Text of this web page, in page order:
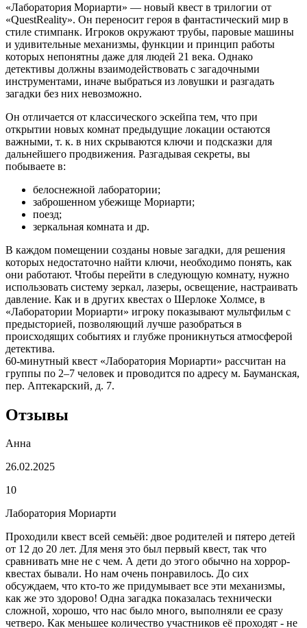
«Лаборатория Мориарти» — новый квест в трилогии от
«QuestReality». Он переносит героя в фантастический мир в
стиле стимпанк. Игроков окружают трубы, паровые машины
и удивительные механизмы, функции и принцип работы
которых непонятны даже для людей 21 века. Однако
детективы должны взаимодействовать с загадочными
инструментами, иначе выбраться из ловушки и разгадать
загадки без них невозможно.
Он отличается от классического эскейпа тем, что при
открытии новых комнат предыдущие локации остаются
важными, т. к. в них скрываются ключи и подсказки для
дальнейшего продвижения. Разгадывая секреты, вы
побываете в:
белоснежной лаборатории;
заброшенном убежище Мориарти;
поезд;
зеркальная комната и др.
В каждом помещении созданы новые загадки, для решения
которых недостаточно найти ключи, необходимо понять, как
они работают. Чтобы перейти в следующую комнату, нужно
использовать систему зеркал, лазеры, освещение, настраивать
давление. Как и в других квестах о Шерлоке Холмсе, в
«Лаборатории Мориарти» игроку показывают мультфильм с
предысторией, позволяющий лучше разобраться в
происходящих событиях и глубже проникнуться атмосферой
детектива.
60-минутный квест «Лаборатория Мориарти» рассчитан на
группы по 2–7 человек и проводится по адресу м. Бауманская,
пер. Аптекарский, д. 7.
Отзывы
Анна
26.02.2025
10
Лаборатория Мориарти
Проходили квест всей семьёй: двое родителей и пятеро детей
от 12 до 20 лет. Для меня это был первый квест, так что
сравнивать мне не с чем. А дети до этого обычно на хоррор-
квестах бывали. Но нам очень понравилось. До сих
обсуждаем, что кто-то же придумывает все эти механизмы,
как же это здорово! Одна загадка показалась технически
сложной, хорошо, что нас было много, выполняли ее сразу
четверо. Как меньшее количество участников её проходят - не